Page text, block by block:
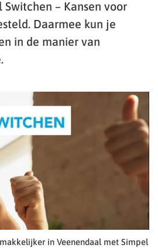
– Kansen voor
Daarmee kun je
in de manier van
in Veenendaal met Simpel